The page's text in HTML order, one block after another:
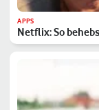
APPS
Netflix: So